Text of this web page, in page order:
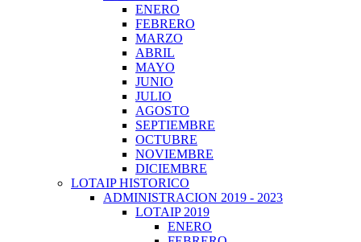
ENERO
FEBRERO
MARZO
ABRIL
MAYO
JUNIO
JULIO
AGOSTO
SEPTIEMBRE
OCTUBRE
NOVIEMBRE
DICIEMBRE
LOTAIP HISTORICO
ADMINISTRACION 2019 - 2023
LOTAIP 2019
ENERO